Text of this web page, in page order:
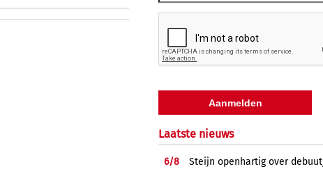
Laatste nieuws
6/8
Steijn openhartig over